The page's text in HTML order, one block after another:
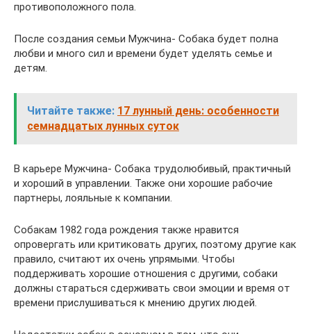
противоположного пола.
После создания семьи Мужчина- Собака будет полна
любви и много сил и времени будет уделять семье и
детям.
Читайте также: 17 лунный день: особенности
семнадцатых лунных суток
В карьере Мужчина- Собака трудолюбивый, практичный
и хороший в управлении. Также они хорошие рабочие
партнеры, лояльные к компании.
Собакам 1982 года рождения также нравится
опровергать или критиковать других, поэтому другие как
правило, считают их очень упрямыми. Чтобы
поддерживать хорошие отношения с другими, собаки
должны стараться сдерживать свои эмоции и время от
времени прислушиваться к мнению других людей.